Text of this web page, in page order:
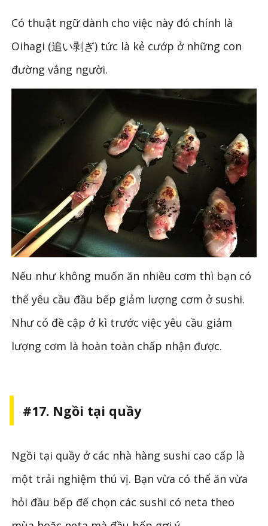
Có thuật ngữ dành cho việc này đó chính là
Oihagi (追い剥ぎ) tức là kẻ cướp ở những con
đường vắng người.
Nếu như không muốn ăn nhiều cơm thì bạn có
thể yêu cầu đầu bếp giảm lượng cơm ở sushi.
Như có đề cập ở kì trước việc yêu cầu giảm
lượng cơm là hoàn toàn chấp nhận được.
#17. Ngồi tại quầy
Ngồi tại quầy ở các nhà hàng sushi cao cấp là
một trải nghiệm thú vị. Bạn vừa có thể ăn vừa
hỏi đầu bếp đế chọn các sushi có neta theo